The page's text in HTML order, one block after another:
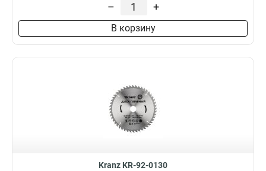
– +
В корзину
Kranz KR-92-0130